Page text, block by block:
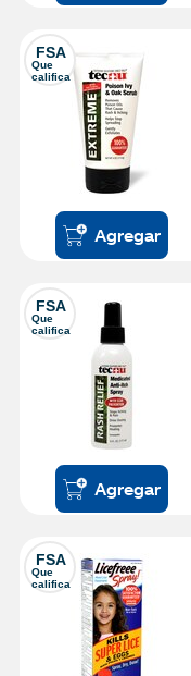
FSA
Que
califica
Agregar
FSA
Que
califica
Agregar
FSA
Que
califica